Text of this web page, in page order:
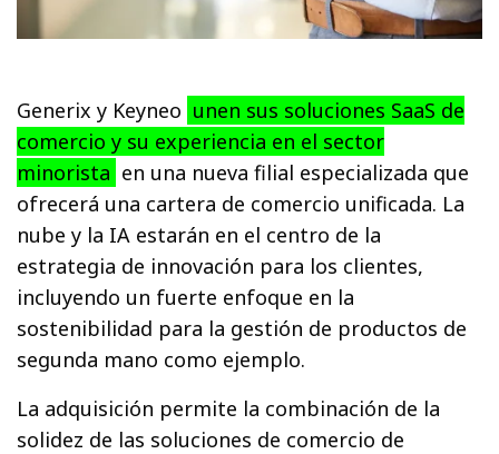
Generix y Keyneo unen sus soluciones SaaS de
comercio y su experiencia en el sector
minorista en una nueva filial especializada que
ofrecerá una cartera de comercio unificada. La
nube y la IA estarán en el centro de la
estrategia de innovación para los clientes,
incluyendo un fuerte enfoque en la
sostenibilidad para la gestión de productos de
segunda mano como ejemplo.
La adquisición permite la combinación de la
solidez de las soluciones de comercio de